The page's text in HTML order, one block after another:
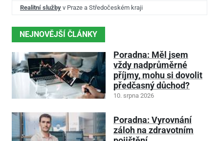
Realitní služby v Praze a Středočeském kraji
NEJNOVĚJŠÍ ČLÁNKY
Poradna: Měl jsem
vždy nadprůměrné
příjmy, mohu si dovolit
předčasný důchod?
10. srpna 2026
Poradna: Vyrovnání
záloh na zdravotním